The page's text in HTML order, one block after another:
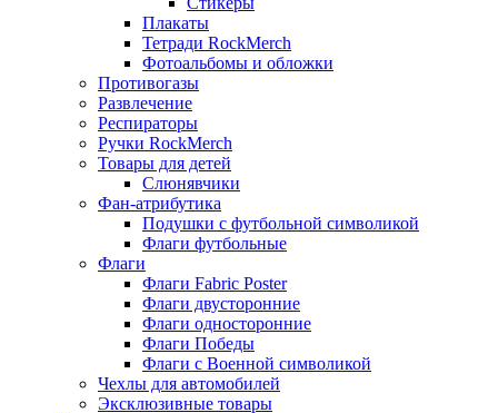
Плакаты
Тетради RockMerch
Фотоальбомы и обложки
Противогазы
Развлечение
Респираторы
Ручки RockMerch
Товары для детей
Слюнявчики
Фан-атрибутика
Подушки с футбольной символикой
Флаги футбольные
Флаги
Флаги Fabric Poster
Флаги двусторонние
Флаги односторонние
Флаги Победы
Флаги с Военной символикой
Чехлы для автомобилей
Эксклюзивные товары